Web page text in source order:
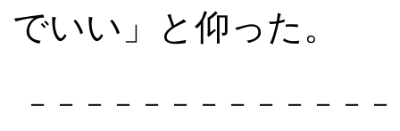
でいい」と仰った。
－－－－－－－－－－－－